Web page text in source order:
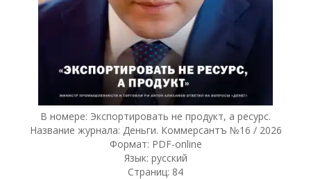
В номере: Экспортировать не продукт, а ресурс.
Название журнала: Деньги. Коммерсантъ №16 / 2026
Формат: PDF-online
Язык: русский
Страниц: 84